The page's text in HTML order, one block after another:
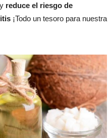
y reduce el riesgo de
¡Todo un tesoro para nuestra